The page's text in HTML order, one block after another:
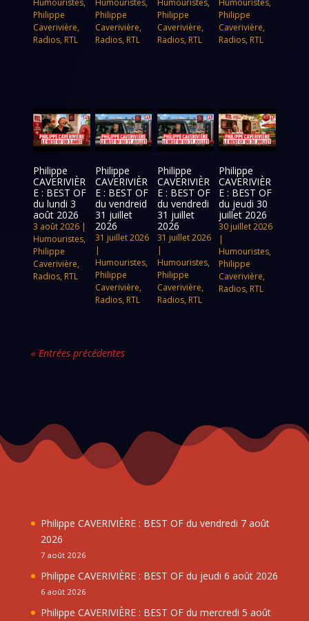
Humouristes,
Philippe
Caverivière,
Radios, RTL
Humouristes,
Philippe
Caverivière,
Radios, RTL
Humouristes,
Philippe
Caverivière,
Radios, RTL
Humouristes,
Philippe
Caverivière,
Radios, RTL
Philippe
CAVERIVIÈR
E : BEST OF
du lundi 3
août 2026
3 août 2026 |
Humouristes,
Philippe
Caverivière,
Radios, RTL
Philippe
CAVERIVIÈR
E : BEST OF
du vendreid
31 juillet
2026
31 juillet 2026
|
Humouristes,
Philippe
Caverivière,
Radios, RTL
Philippe
CAVERIVIÈR
E : BEST OF
du vendredi
31 juillet
2026
31 juillet 2026
|
Humouristes,
Philippe
Caverivière,
Radios, RTL
Philippe
CAVERIVIÈR
E : BEST OF
du jeudi 30
juillet 2026
30 juillet 2026
|
Humouristes,
Philippe
Caverivière,
Radios, RTL
« Entrées précédentes
Philippe CAVERIVIÈRE : BEST OF du vendredi 7 août
2026
7 août 2026
Philippe CAVERIVIÈRE : BEST OF du jeudi 6 août 2026
6 août 2026
Philippe CAVERIVIÈRE : BEST OF du mercredi 5 août